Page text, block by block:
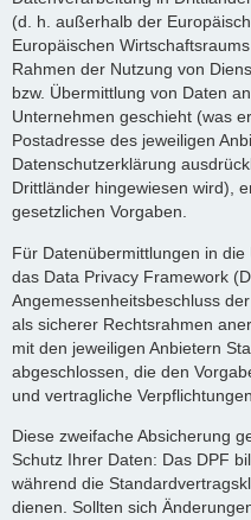
(d. h. außerhalb der
Europäischen
Rahmen der Nutzung von
bzw. Übermittlung von Daten
Unternehmen geschieht (was
Postadresse des jeweiligen
Datenschutzerklärung
Drittländer hingewiesen wird),
gesetzlichen Vorgaben.
Für Datenübermittlungen in
das Data Privacy Framework
Angemessenheitsbeschluss
als sicherer Rechtsrahmen
mit den jeweiligen Anbietern
abgeschlossen, die den
und vertragliche
Diese zweifache Absicherung
Schutz Ihrer Daten: Das DPF
während die
dienen. Sollten sich